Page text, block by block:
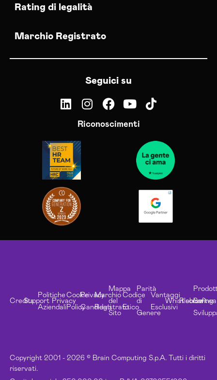
Rating di legalità
Marchio Registrato
Seguici su
Riconoscimenti
Copyright 2001 - 2026 © Brain Computing S.p.A. Tutti i diritti
riservati.
CreditsSupport
Politiche
Aziendali
Privacy
Cookie
Policy
Privacy
Candidati
Marchio
Registrato
Mappa
del
Sito
Codice
Etico
Parità
di
Genere
Vantaggi
Esclusivi
Whistleblowing
Risorse